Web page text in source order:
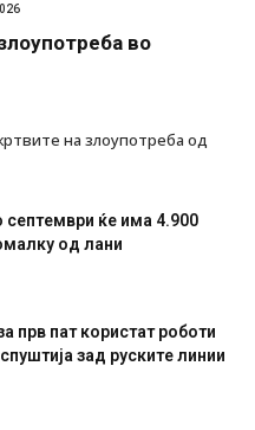
во
на злоупотреба од
септември ќе има 4.900
од лани
прв пат користат роботи
зад руските линии